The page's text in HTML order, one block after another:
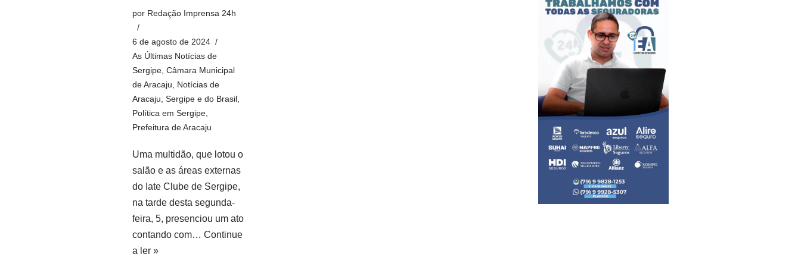
por Redação Imprensa 24h
6 de agosto de 2024
As Últimas Notícias de
Sergipe, Câmara Municipal
de Aracaju, Notícias de
Aracaju, Sergipe e do Brasil,
Política em Sergipe,
Prefeitura de Aracaju
Uma multidão, que lotou o
salão e as áreas externas
do Iate Clube de Sergipe,
na tarde desta segunda-
feira, 5, presenciou um ato
contando com… Continue
a ler »